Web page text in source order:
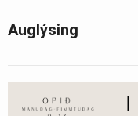
Auglýsing